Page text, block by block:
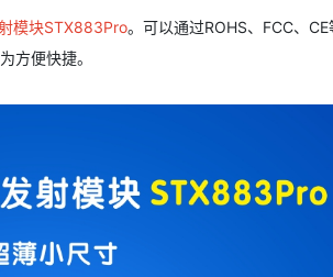
模块STX883Pro。可以通过ROHS、FCC、
方便快捷。